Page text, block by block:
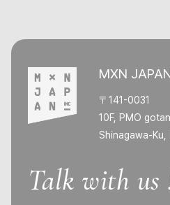
MXN
〒141-0031
10F, PMO
Shinagawa-
Talk with us